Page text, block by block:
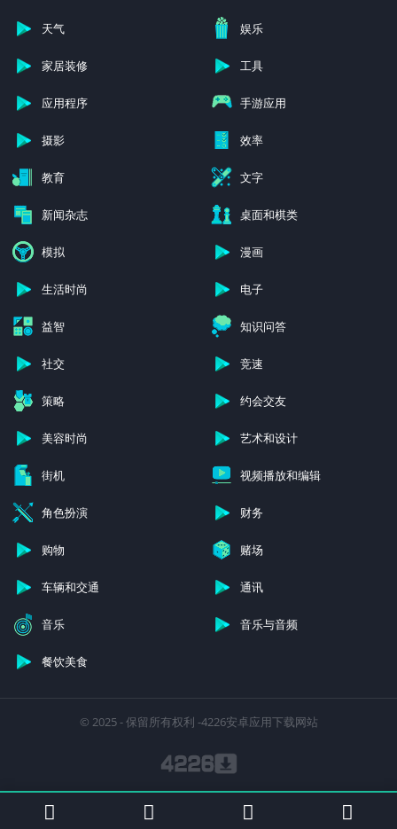
天气 娱乐
家居装修 工具
应用程序 手游应用
摄影 效率
教育 文字
新闻杂志 桌面和棋类
模拟 漫画
生活时尚 电子
益智 知识问答
社交 竞速
策略 约会交友
美容时尚 艺术和设计
街机 视频播放和编辑
角色扮演 财务
购物 赌场
车辆和交通 通讯
音乐 音乐与音频
餐饮美食
© 2025 - 保留所有权利 -4226安卓应用下载网站